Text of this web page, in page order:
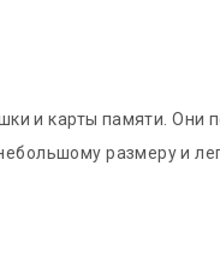
и карты памяти. Они
размеру и